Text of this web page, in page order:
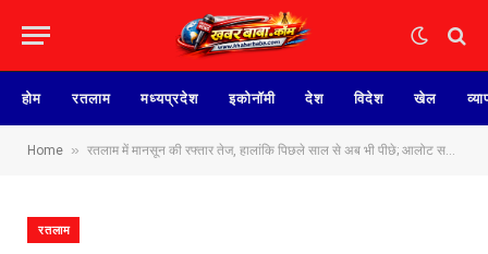
होम रतलाम मध्यप्रदेश इकोनॉमी देश विदेश खेल
Home » रतलाम में मानसून की रफ्तार तेज, हालांकि पिछले साल से अब भी पीछे; आलोट सबसे आगे, बुधवार सुबह तक रतलाम शहर में 2 इंच से अधिक बारिश… देखिए पूरे आंकडे
रतलाम